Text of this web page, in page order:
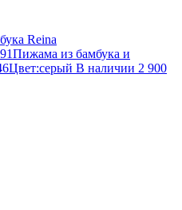
Reina
Пижама из бамбука и
Цвет:серый В наличии 2 900